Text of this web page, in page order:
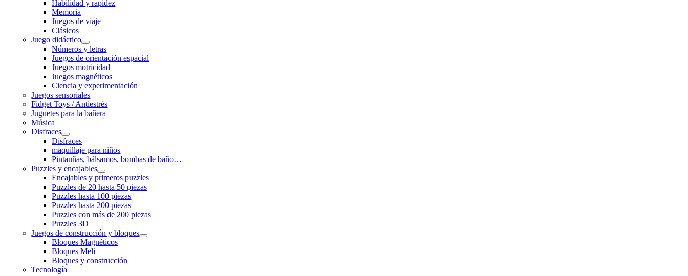
Habilidad y rapidez
Memoria
Juegos de viaje
Clásicos
Juego didáctico
Números y letras
Juegos de orientación espacial
Juegos motricidad
Juegos magnéticos
Ciencia y experimentación
Juegos sensoriales
Fidget Toys / Antiestrés
Juguetes para la bañera
Música
Disfraces
Disfraces
maquillaje para niños
Pintauñas, bálsamos, bombas de baño…
Puzzles y encajables
Encajables y primeros puzzles
Puzzles de 20 hasta 50 piezas
Puzzles hasta 100 piezas
Puzzles hasta 200 piezas
Puzzles con más de 200 piezas
Puzzles 3D
Juegos de construcción y bloques
Bloques Magnéticos
Bloques Meli
Bloques y construcción
Tecnología